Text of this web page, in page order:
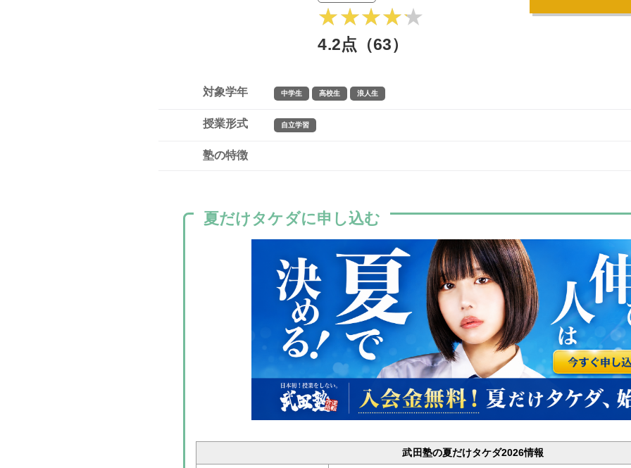
4.2点（63）
対象学年 中学生 高校生 浪人生
授業形式 自立学習
塾の特徴
夏だけタケダに申し込む
武田塾の夏だけタケダ2026情報